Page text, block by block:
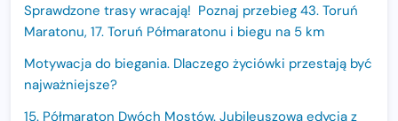
Sprawdzone trasy wracają! Poznaj przebieg 43. Toruń
Maratonu, 17. Toruń Półmaratonu i biegu na 5 km
Motywacja do biegania. Dlaczego życiówki przestają być
najważniejsze?
15. Półmaraton Dwóch Mostów. Jubileuszowa edycja z